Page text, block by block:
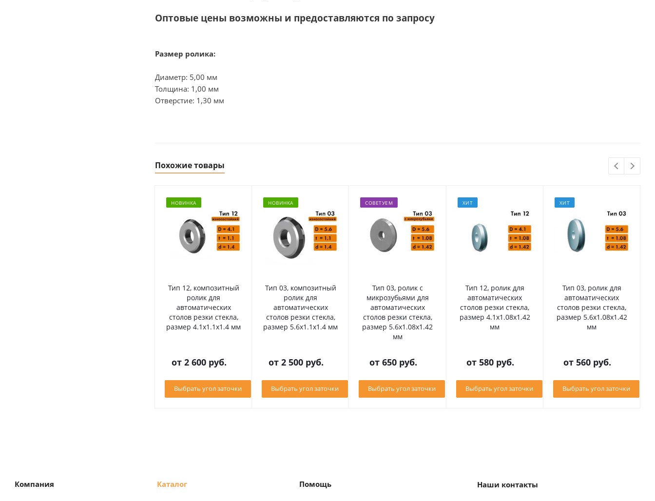
Оптовые цены возможны и предоставляются по запросу
Размер ролика:
Диаметр: 5,00 мм
Толщина: 1,00 мм
Отверстие: 1,30 мм
Похожие товары
НОВИНКА
Тип 12, композитный
ролик для
автоматических
столов резки стекла,
размер 4.1х1.1х1.4 мм
от2 600 руб.
Выбрать угол заточки
НОВИНКА
Тип 03, композитный
ролик для
автоматических
столов резки стекла,
размер 5.6х1.1х1.4 мм
от2 500 руб.
Выбрать угол заточки
СОВЕТУЕМ
Тип 03, ролик с
микрозубьями для
автоматических
столов резки стекла,
размер 5.6х1.08х1.42
мм
от 650 руб.
Выбрать угол заточки
ХИТ
Тип 12, ролик для
автоматических
столов резки стекла,
размер 4.1х1.08х1.42
мм
от580 руб.
Выбрать угол заточки
ХИТ
Тип 03, ролик для
автоматических
столов резки стекла,
размер 5.6х1.08х1.42
мм
от560 руб.
Выбрать угол заточки
Компания Каталог Помощь Наши контакты